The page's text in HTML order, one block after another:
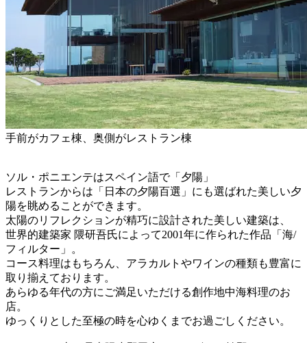
手前がカフェ棟、奥側がレストラン棟
ソル・ポニエンテはスペイン語で「夕陽」
レストランからは「日本の夕陽百選」にも選ばれた美しい夕
陽を眺めることができます。
太陽のリフレクションが精巧に設計された美しい建築は、
世界的建築家 隈研吾氏によって2001年に作られた作品「海/
フィルター」。
コース料理はもちろん、アラカルトやワインの種類も豊富に
取り揃えております。
あらゆる年代の方にご満足いただける創作地中海料理のお
店。
ゆっくりとした至極の時を心ゆくまでお過ごしください。